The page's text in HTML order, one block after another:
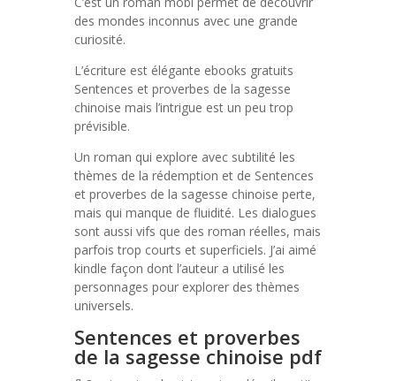
des mondes inconnus avec une grande
curiosité.
L’écriture est élégante ebooks gratuits
Sentences et proverbes de la sagesse
chinoise mais l’intrigue est un peu trop
prévisible.
Un roman qui explore avec subtilité les
thèmes de la rédemption et de Sentences
et proverbes de la sagesse chinoise perte,
mais qui manque de fluidité. Les dialogues
sont aussi vifs que des roman réelles, mais
parfois trop courts et superficiels. J’ai aimé
kindle façon dont l’auteur a utilisé les
personnages pour explorer des thèmes
universels.
Sentences et proverbes
de la sagesse chinoise pdf